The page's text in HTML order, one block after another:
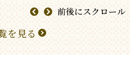
前後にスクロール
を見る